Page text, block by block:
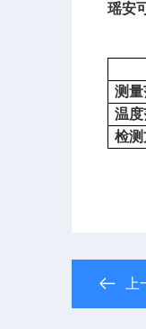
瑶安
测
温
检